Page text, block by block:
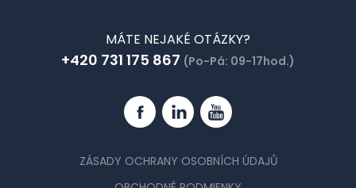
MÁTE NEJAKÉ OTÁZKY?
+420 731 175 867 (Po-Pá: 09-17hod.)
FacebookLinkedinYouTube
ZÁSADY OCHRANY OSOBNÍCH ÚDAJŮ